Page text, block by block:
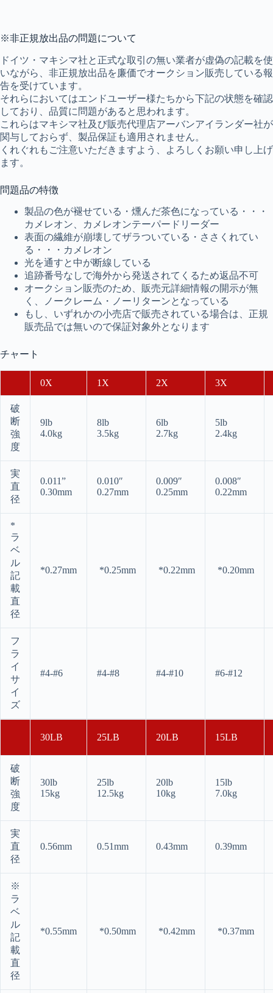
※非正規放出品の問題について
ドイツ・マキシマ社と正式な取引の無い業者が虚偽の記載を使
いながら、非正規放出品を廉価でオークション販売している報
告を受けています。
それらにおいてはエンドユーザー様たちから下記の状態を確認
しており、品質に問題があると思われます。
これらはマキシマ社及び販売代理店アーバンアイランダー社が
関与しておらず、製品保証も適用されません。
くれぐれもご注意いただきますよう、よろしくお願い申し上げ
ます。
問題品の特徴
製品の色が褪せている・燻んだ茶色になっている・・・
カメレオン、カメレオンテーパードリーダー
表面の繊維が崩壊してザラついている・ささくれてい
る・・・カメレオン
光を通すと中が断線している
追跡番号なしで海外から発送されてくるため返品不可
オークション販売のため、販売元詳細情報の開示が無
く、ノークレーム・ノーリターンとなっている
もし、いずれかの小売店で販売されている場合は、正規
販売品では無いので保証対象外となります
チャート
0X 1X 2X 3X
破
断
強
度
9lb
4.0kg
8lb
3.5kg
6lb
2.7kg
5lb
2.4kg
実
直
径
0.011”
0.30mm
0.010″
0.27mm
0.009″
0.25mm
0.008″
0.22mm
*
ラ
ベ
ル
記
載
直
径
*0.27mm *0.25mm *0.22mm *0.20mm
フ
ラ
イ
サ
イ
ズ
#4-#6 #4-#8 #4-#10 #6-#12
30LB 25LB 20LB 15LB
破
断
強
度
30lb
15kg
25lb
12.5kg
20lb
10kg
15lb
7.0kg
実
直
径
0.56mm 0.51mm 0.43mm 0.39mm
※
ラ
ベ
ル
記
載
直
径
*0.55mm *0.50mm *0.42mm *0.37mm